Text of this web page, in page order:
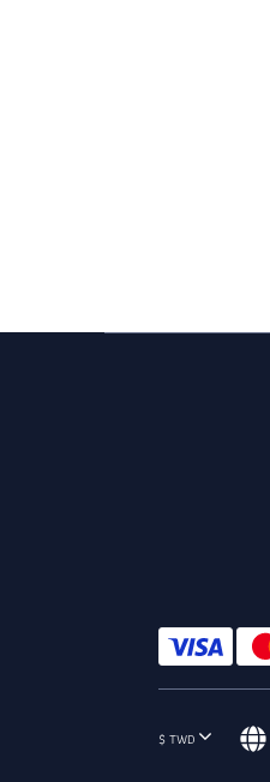
$TWD